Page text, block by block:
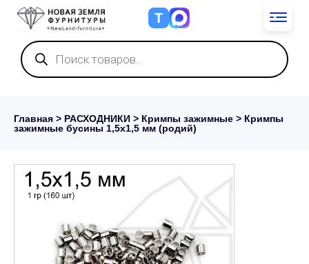
Т
Поиск
товаров
Главная > РАСХОДНИКИ > Кримпы зажимные > Кримпы
зажимные бусины 1,5х1,5 мм (родий)